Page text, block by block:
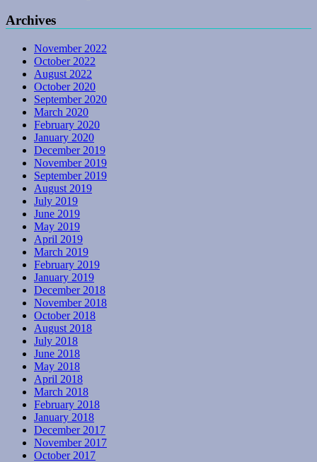
Archives
November 2022
October 2022
August 2022
October 2020
September 2020
March 2020
February 2020
January 2020
December 2019
November 2019
September 2019
August 2019
July 2019
June 2019
May 2019
April 2019
March 2019
February 2019
January 2019
December 2018
November 2018
October 2018
August 2018
July 2018
June 2018
May 2018
April 2018
March 2018
February 2018
January 2018
December 2017
November 2017
October 2017